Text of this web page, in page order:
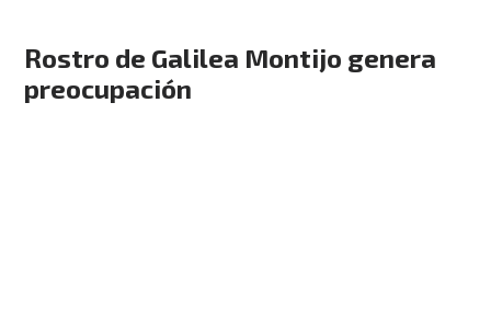
Rostro de Galilea Montijo genera
preocupación